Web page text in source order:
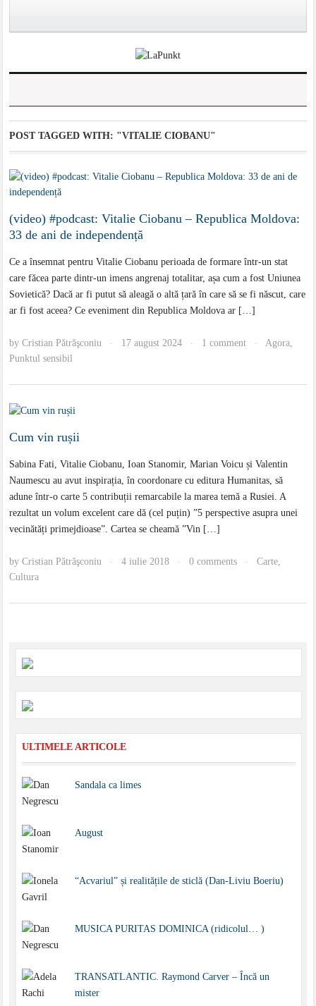
POST TAGGED WITH: "VITALIE CIOBANU"
(video) #podcast: Vitalie Ciobanu – Republica Moldova:
33 de ani de independență
Ce a însemnat pentru Vitalie Ciobanu perioada de formare într-un stat
care făcea parte dintr-un imens angrenaj totalitar, așa cum a fost Uniunea
Sovietică? Dacă ar fi putut să aleagă o altă țară în care să se fi născut, care
ar fi fost aceea? Ce eveniment din Republica Moldova ar […]
byCristian Pătrăşconiu · 17 august 2024 · 1 comment · Agora,
Punktul sensibil
Cum vin rușii
Sabina Fati, Vitalie Ciobanu, Ioan Stanomir, Marian Voicu și Valentin
Naumescu au avut inspirația, în coordonare cu editura Humanitas, să
adune într-o carte 5 contribuții remarcabile la marea temă a Rusiei. A
rezultat un volum excelent care dă (cel puțin) ”5 perspective asupra unei
vecinătăți primejdioase”. Cartea se cheamă ”Vin […]
byCristian Pătrăşconiu · 4 iulie 2018 · 0 comments · Carte,
Cultura
ULTIMELE ARTICOLE
Sandala ca limes
August
“Acvariul” și realitățile de sticlă (Dan-Liviu Boeriu)
MUSICA PURITAS DOMINICA (ridicolul… )
TRANSATLANTIC. Raymond Carver – Încă un
mister